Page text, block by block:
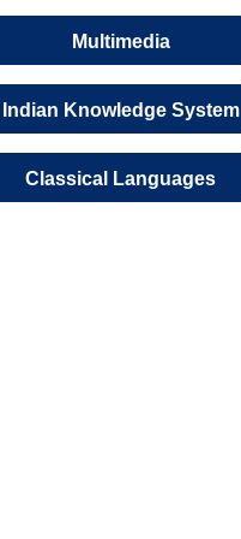
Multimedia
Indian Knowledge System
Classical Languages